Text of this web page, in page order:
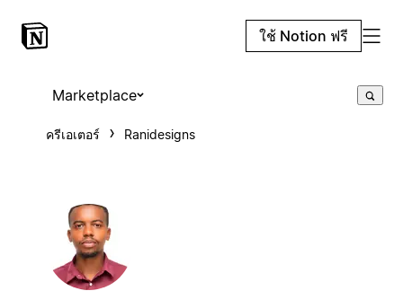
ใช้ Notion ฟรี
Marketplace
ครีเอเตอร์ Ranidesigns